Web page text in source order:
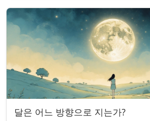
달은 어느 방향으로 지는가?